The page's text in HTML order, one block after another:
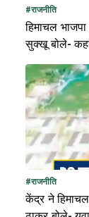
#राजनीति
हिमाचल
सुक्खू बोले-
#राजनीति
केंद्र ने